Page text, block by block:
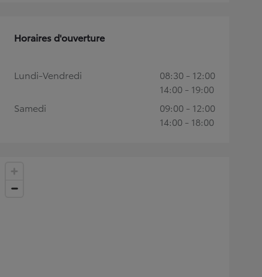
Horaires d'ouverture
Lundi-Vendredi
08:30 - 12:00
14:00 - 19:00
Samedi
09:00 - 12:00
14:00 - 18:00